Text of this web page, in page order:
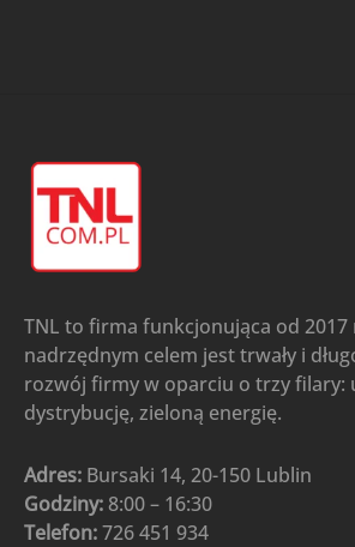
TNL to firma funkcjonująca od 2017
nadrzędnym celem jest trwały i
rozwój firmy w oparciu o trzy filary:
dystrybucję, zieloną energię.
Adres: Bursaki 14, 20-150 Lublin
Godziny: 8:00 – 16:30
Telefon:726 451 934